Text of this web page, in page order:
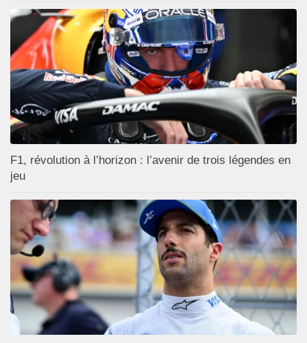
F1, révolution à l’horizon : l’avenir de trois légendes en
jeu